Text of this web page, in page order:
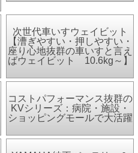
次世代車いすウェイビット
【漕ぎやすい・押しやすい・
座り心地抜群の車いすと言え
ばウェイビット 10.6kg～】
コストパフォーマンス抜群の
KVシリーズ：病院・施設・
ショッピングモールで大活躍